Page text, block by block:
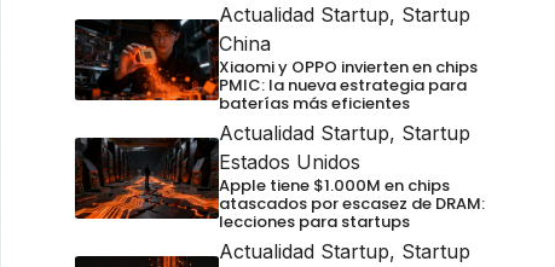
Actualidad Startup, Startup
China
Xiaomi y OPPO invierten en chips
PMIC: la nueva estrategia para
baterías más eficientes
Actualidad Startup, Startup
Estados Unidos
Apple tiene $1.000M en chips
atascados por escasez de DRAM:
lecciones para startups
Actualidad Startup, Startup